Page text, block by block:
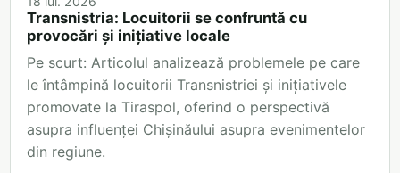
Transnistria: Locuitorii se confruntă cu
provocări și inițiative locale
Pe scurt: Articolul analizează problemele pe care
le întâmpină locuitorii Transnistriei și inițiativele
promovate la Tiraspol, oferind o perspectivă
asupra influenței Chișinăului asupra evenimentelor
din regiune.